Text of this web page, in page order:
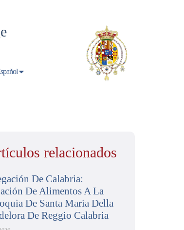
relacionados
De Calabria:
De Alimentos A La
De Santa Maria Della
De Reggio Calabria